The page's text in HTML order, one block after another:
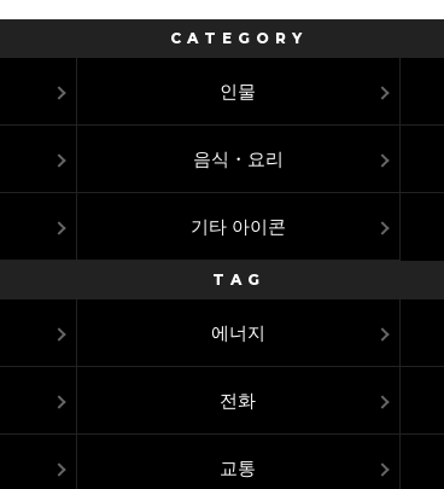
CATEGORY
인물
음식・요리
기타 아이콘
TAG
에너지
전화
교통